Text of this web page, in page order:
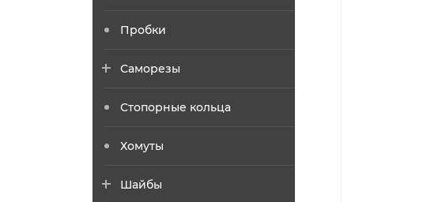
Пробки
Саморезы
Стопорные кольца
Хомуты
Шайбы